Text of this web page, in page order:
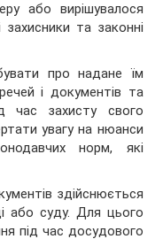
або вирішувалося
захисники та законні
про надане їм
і документів та
час захисту свого
увагу на нюанси
норм, які
здійснюється
або суду. Для цього
під час досудового